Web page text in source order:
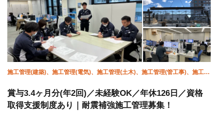
施工管理(建築)、施工管理(電気)、施工管理(土木)、施工管理(管工事)、施工管
賞与3.4ヶ月分(年2回)／未経験OK／年休126日／資格
取得支援制度あり｜耐震補強施工管理募集！